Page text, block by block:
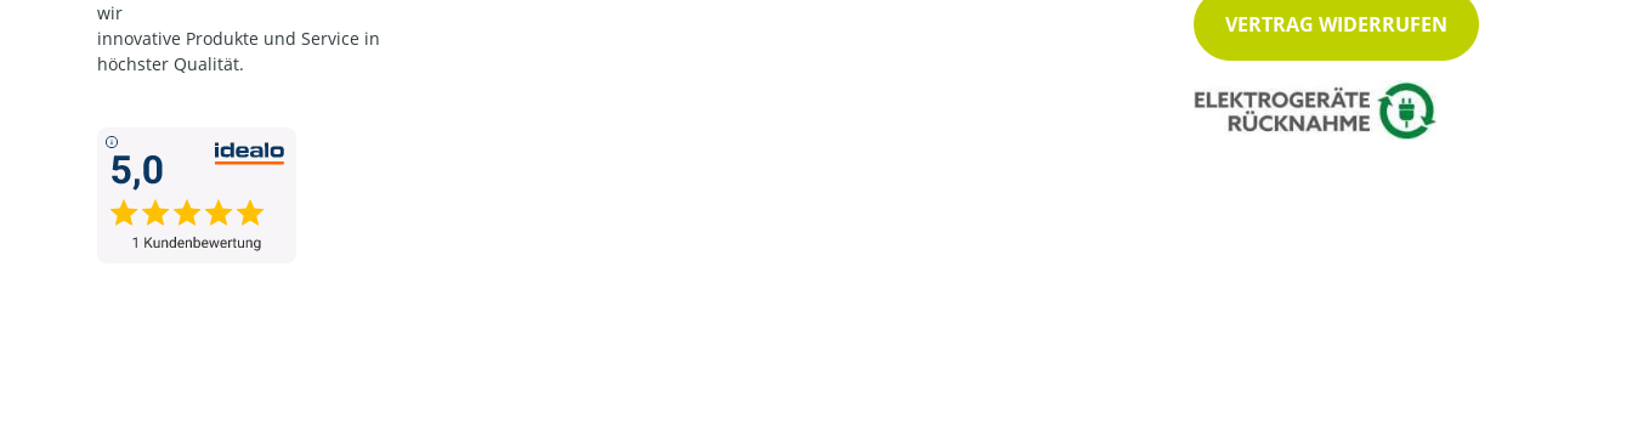
wir
innovative Produkte und Service in
höchster Qualität.
VERTRAG WIDERRUFEN